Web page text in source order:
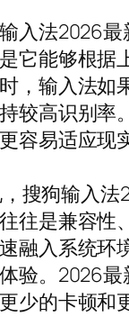
入法2026
它能够根
，输入法
较高识别率
容易适应现
搜狗输入
往是兼容
融入系统
验。2026
少的卡顿和